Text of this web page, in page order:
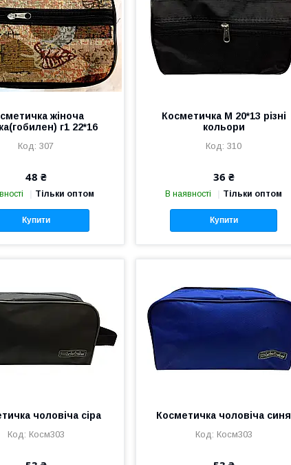
жіноча
г1 22*16
307
48 ₴
Тільки оптом
Купити
Косметичка М 20*13 різні
кольори
310
36 ₴
В наявності Тільки оптом
Купити
чоловіча сіра
Косм303
Косметичка чоловіча синя
Косм303